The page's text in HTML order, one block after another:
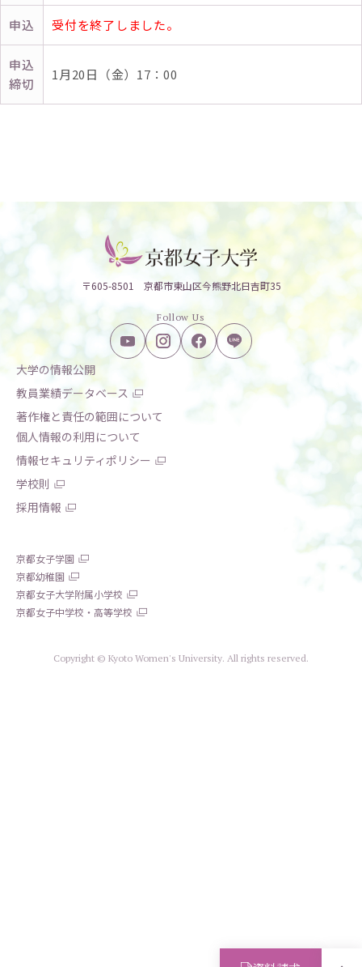
申込 受付を終了しました。
申込
締切
1月20日（金）17：00
〒605-8501 京都市東山区今熊野北日吉町35
Follow Us
大学の情報公開
教員業績データベース
著作権と責任の範囲について
個人情報の利用について
情報セキュリティポリシー
学校則
採用情報
京都女子学園
京都幼稚園
京都女子大学附属小学校
京都女子中学校・高等学校
Copyright © Kyoto Women's University. All rights reserved.